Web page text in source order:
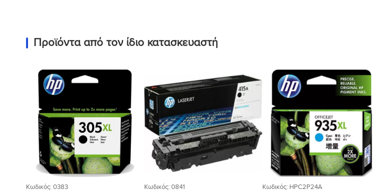
Προϊόντα από τον ίδιο κατασκευαστή
Προσθήκη
στη Λίστα
Επιθυμιών
Κωδικός: 0383
στη Λίστα
Επιθυμιών
Κωδικός: 0841
Προσθήκη
στη Λίστα
Επιθυμιών
Κωδικός: HPC2P24A